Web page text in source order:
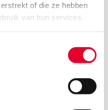
of die ze hebben
van hun services.